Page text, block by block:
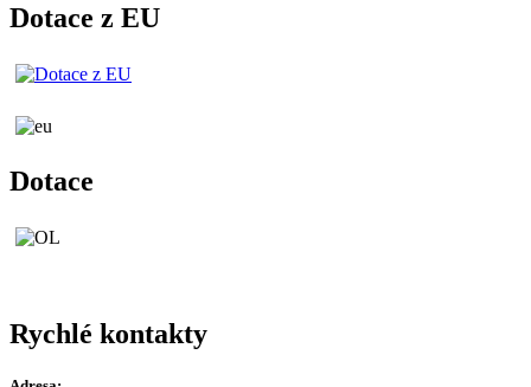
Dotace z EU
Dotace
Rychlé kontakty